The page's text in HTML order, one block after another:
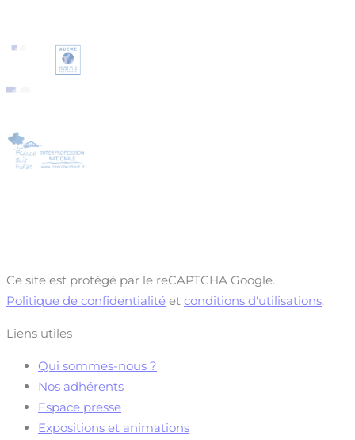
Ce site est protégé par le reCAPTCHA Google.
Politique de confidentialité et conditions d'utilisations.
Liens utiles
Qui sommes-nous ?
Nos adhérents
Espace presse
Expositions et animations